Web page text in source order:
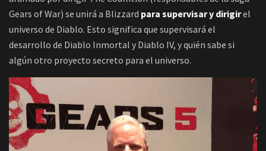
Gears of War) se unirá a Blizzard para supervisar y dirigirel
universo de Diablo. Esto significa que supervisará el
desarrollo de Diablo Inmortal y Diablo IV, y quién sabe si
algún otro proyecto secreto para el universo.